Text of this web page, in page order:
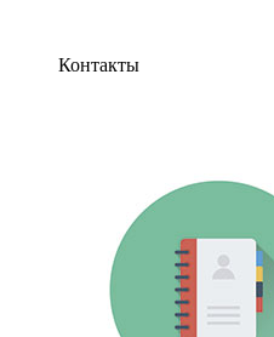
Контакты